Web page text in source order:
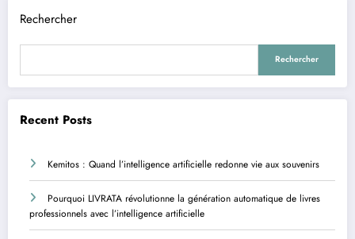
Rechercher
Rechercher
Recent Posts
Kemitos : Quand l’intelligence artificielle redonne vie aux souvenirs
Pourquoi LIVRATA révolutionne la génération automatique de livres
professionnels avec l’intelligence artificielle